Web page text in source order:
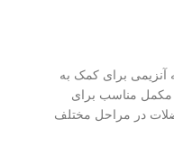
آنزیمی برای کمک به
مکمل مناسب برای
در مراحل مختلف